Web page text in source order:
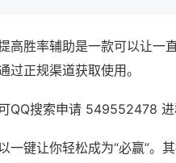
高胜率辅助是一款可以让一
过正规渠道获取使用。
QQ搜索申请 549552478
一键让你轻松成为“必赢”。